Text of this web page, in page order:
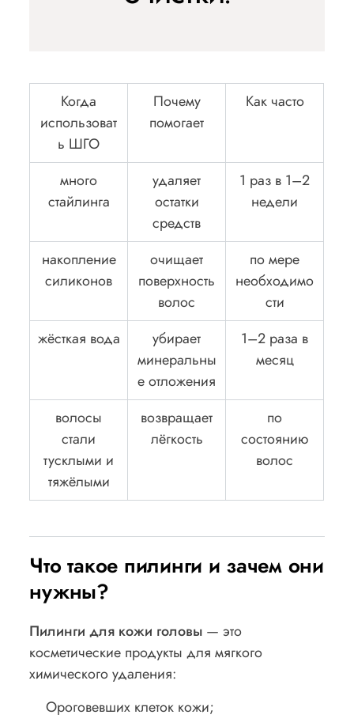
Когда
использоват
ь ШГО
Почему
помогает
Как часто
много
стайлинга
удаляет
остатки
средств
1 раз в 1–2
недели
накопление
силиконов
очищает
поверхность
волос
по мере
необходимо
сти
жёсткая вода
убирает
минеральны
е отложения
1–2 раза в
месяц
волосы
стали
тусклыми и
тяжёлыми
возвращает
лёгкость
по
состоянию
волос
Что такое пилинги и зачем они
нужны?
Пилинги для кожи головы — это
косметические продукты для мягкого
химического удаления:
Ороговевших клеток кожи;